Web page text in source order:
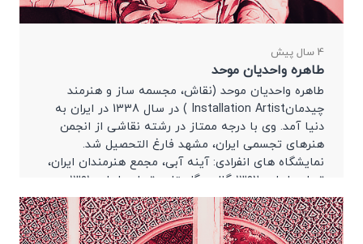
4 سال پیش
طاهره واحدیان موحد
طاهره واحدیان موحد (نقاش، مجسمه ساز و هنرمند
چیدمانInstallation Artist ) در سال 1338 در ایران به
دنیا آمد. وی با درجه ممتاز در رشته نقاشی از انجمن
هنرهای تجسمی ایران، مشهد فارغ التحصیل شد.
نمایشگاه های انفرادی: آینه آبی، مجمع هنرمندان ایران،
تهران، ایران، ۱۳۹۲ گالری گلستان، تهران، ایران، ۱۳۹۱
گالری آرتین، مشهد، ایران، […]